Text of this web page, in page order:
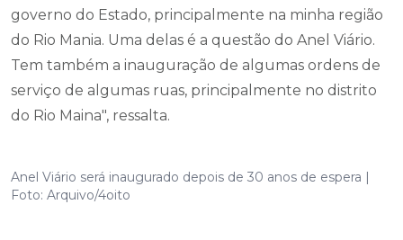
governo do Estado, principalmente na minha região
do Rio Mania. Uma delas é a questão do Anel Viário.
Tem também a inauguração de algumas ordens de
serviço de algumas ruas, principalmente no distrito
do Rio Maina", ressalta.
Anel Viário será inaugurado depois de 30 anos de espera |
Foto: Arquivo/4oito